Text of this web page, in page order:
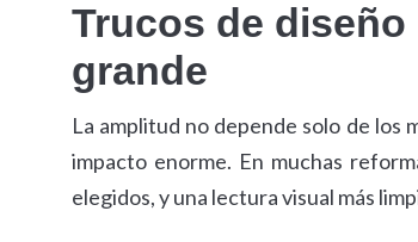
Trucos de diseño
grande
La amplitud no depende solo de los
impacto enorme. En muchas
elegidos, y una lectura visual más